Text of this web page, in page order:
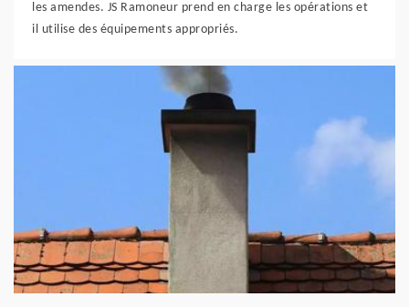
les amendes. JS Ramoneur prend en charge les opérations et
il utilise des équipements appropriés.